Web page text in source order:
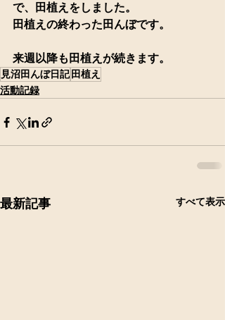
で、田植えをしました。
田植えの終わった田んぼです。
来週以降も田植えが続きます。
見沼田んぼ日記田植え
活動記録
最新記事 すべて表示